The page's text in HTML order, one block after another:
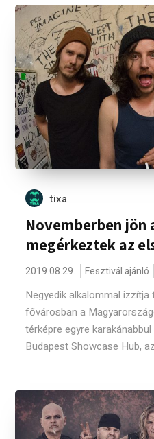
tixa
Novemberben jön
megérkeztek az
2019.08.29. Fesztivál ajánló
Negyedik alkalommal
fővárosban a
térképre egyre
Budapest Showcase Hub,